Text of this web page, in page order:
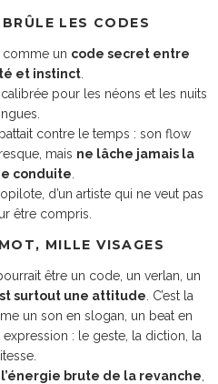
LES CODES
comme un code secret entre
et instinct
pour les néons et les nuits
contre le temps : son flow
mais ne lâche jamais la
conduite
d’un artiste qui ne veut pas
être compris.
MILLE VISAGES
être un code, un verlan, un
surtout une attitude . C’est la
un son en slogan, un beat en
: le geste, la diction, la
l’énergie brute de la revanche